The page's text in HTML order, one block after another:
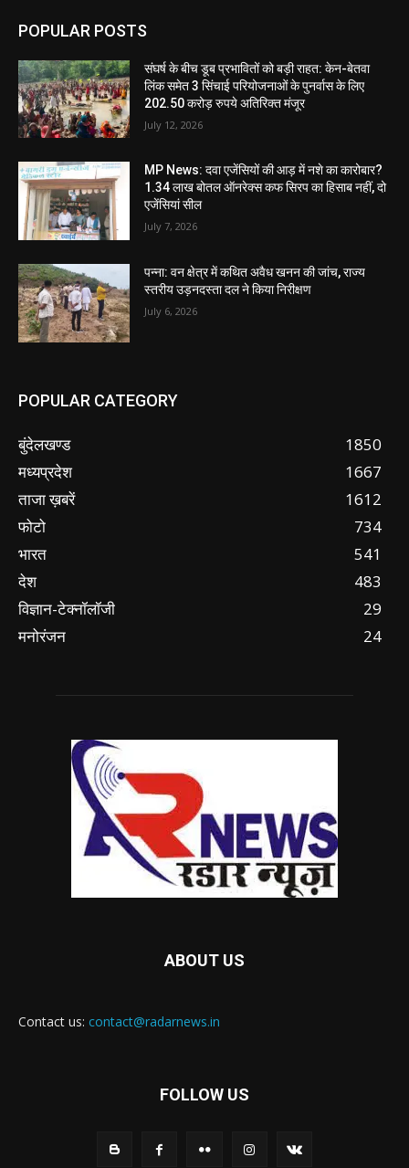
POPULAR POSTS
संघर्ष के बीच डूब प्रभावितों को बड़ी राहत: केन-बेतवा
लिंक समेत 3 सिंचाई परियोजनाओं के पुनर्वास के लिए
202.50 करोड़ रुपये अतिरिक्त मंजूर
July 12, 2026
MP News: दवा एजेंसियों की आड़ में नशे का कारोबार?
1.34 लाख बोतल ऑनरेक्स कफ सिरप का हिसाब नहीं, दो
एजेंसियां सील
July 7, 2026
पन्ना: वन क्षेत्र में कथित अवैध खनन की जांच, राज्य
स्तरीय उड़नदस्ता दल ने किया निरीक्षण
July 6, 2026
POPULAR CATEGORY
बुंदेलखण्ड
1850
मध्यप्रदेश
1667
ताजा ख़बरें
1612
फोटो
734
भारत
541
देश
483
विज्ञान-टेक्नॉलॉजी
29
मनोरंजन
24
ABOUT US
Contact us: contact@radarnews.in
FOLLOW US